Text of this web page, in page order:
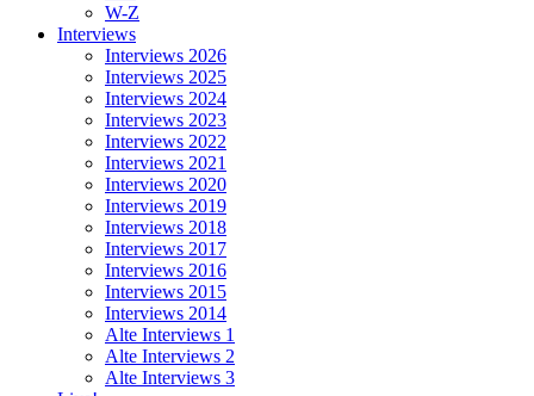
W-Z
Interviews
Interviews 2026
Interviews 2025
Interviews 2024
Interviews 2023
Interviews 2022
Interviews 2021
Interviews 2020
Interviews 2019
Interviews 2018
Interviews 2017
Interviews 2016
Interviews 2015
Interviews 2014
Alte Interviews 1
Alte Interviews 2
Alte Interviews 3